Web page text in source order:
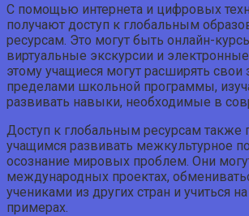
С помощью интернета и цифровых
получают доступ к глобальным
ресурсам. Это могут быть онлайн-
виртуальные экскурсии и
этому учащиеся могут расширять свои
пределами школьной программы,
развивать навыки, необходимые в
Доступ к глобальным ресурсам также
учащимся развивать межкультурное
осознание мировых проблем. Они
международных проектах,
учениками из других стран и учиться
примерах.